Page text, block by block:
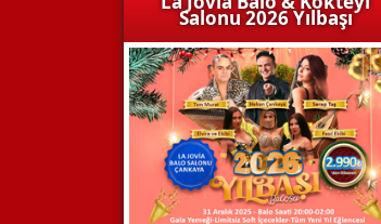
Salonu 2026 Yılbaşı